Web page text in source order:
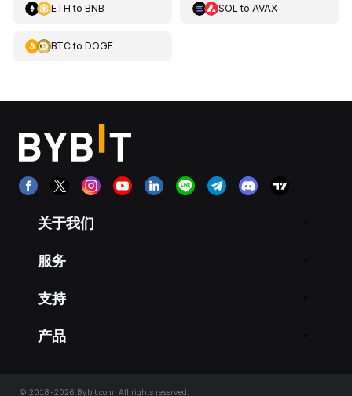
ETH to BNB SOL to AVAX
BTCto DOGE
关于我们
服务
支持
产品
© 2018-2026 Bybit.com. All rights reserved.